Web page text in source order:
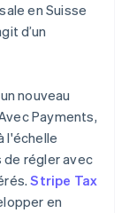
en Suisse
d’un
nouveau
Payments,
l'échelle
régler avec
Stripe Tax
en